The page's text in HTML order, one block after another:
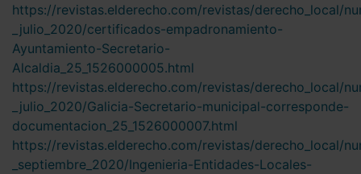
https://revistas.elderecho.com/revistas/derecho_local/
_julio_2020/certificados-empadronamiento-
Ayuntamiento-Secretario-
Alcaldia_25_1526000005.html
https://revistas.elderecho.com/revistas/derecho_local/
_julio_2020/Galicia-Secretario-municipal-corresponde-
documentacion_25_1526000007.html
https://revistas.elderecho.com/revistas/derecho_local/
_septiembre_2020/Ingenieria-Entidades-Locales-